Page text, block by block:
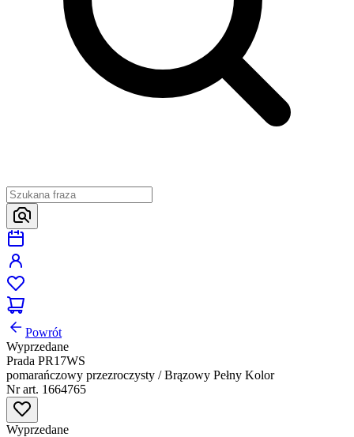
Powrót
Wyprzedane
Prada PR17WS
pomarańczowy przezroczysty / Brązowy Pełny Kolor
Nr art. 1664765
Wyprzedane